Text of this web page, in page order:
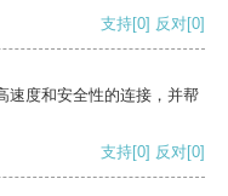
支持[0] 反对[0]
速度和安全性的连接，并帮
支持[0] 反对[0]